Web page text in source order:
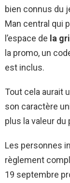
bien connus du
Man central qui
l’espace de la
la promo, un
est inclus.
Tout cela aurait
son caractère
plus la valeur du
Les personnes
règlement
19 septembre